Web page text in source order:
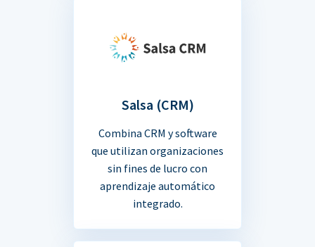
Salsa (CRM)
Combina CRM y software
que utilizan organizaciones
sin fines de lucro con
aprendizaje automático
integrado.